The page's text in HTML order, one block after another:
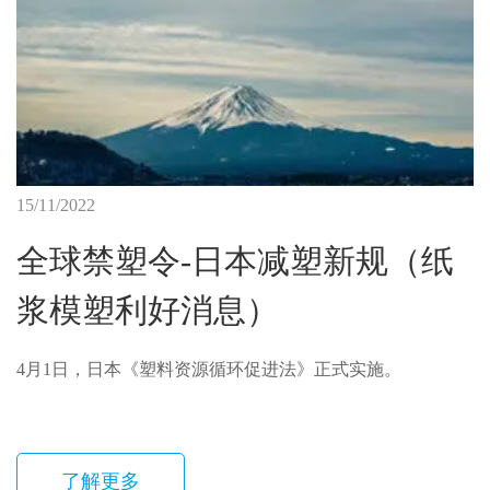
15/11/2022
全球禁塑令-日本减塑新规（纸
浆模塑利好消息）
4月1日，日本《塑料资源循环促进法》正式实施。
了解更多